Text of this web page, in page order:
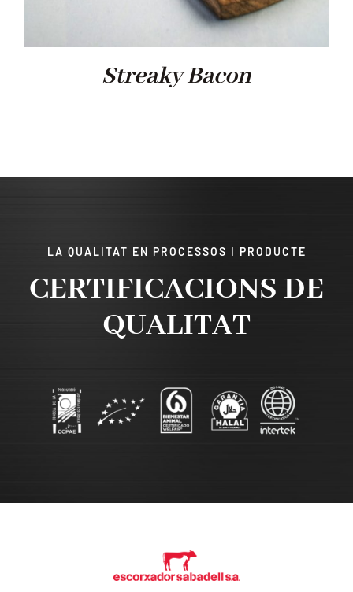
Streaky Bacon
LA QUALITAT EN PROCESSOS I PRODUCTE
CERTIFICACIONS DE
QUALITAT